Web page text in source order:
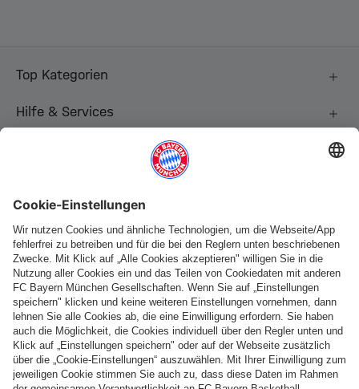
Top Kategorien
Hilfe & Services
Folge uns
Zahlung & Lieferung